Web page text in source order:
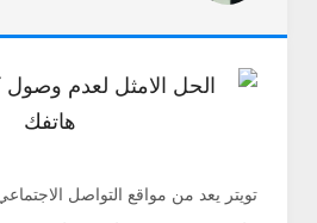
تويتر يعد من مواقع التواصل